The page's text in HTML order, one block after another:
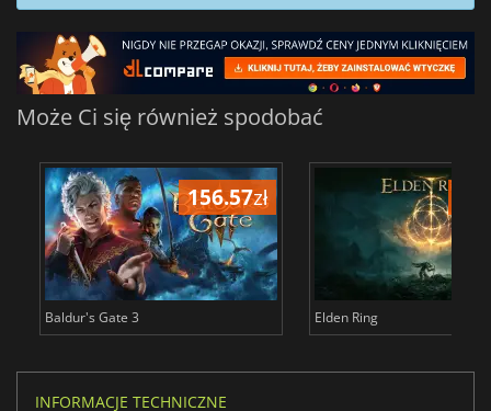
Może Ci się również spodobać
156.57zł
Baldur's Gate 3 Elden Ring
INFORMACJE TECHNICZNE